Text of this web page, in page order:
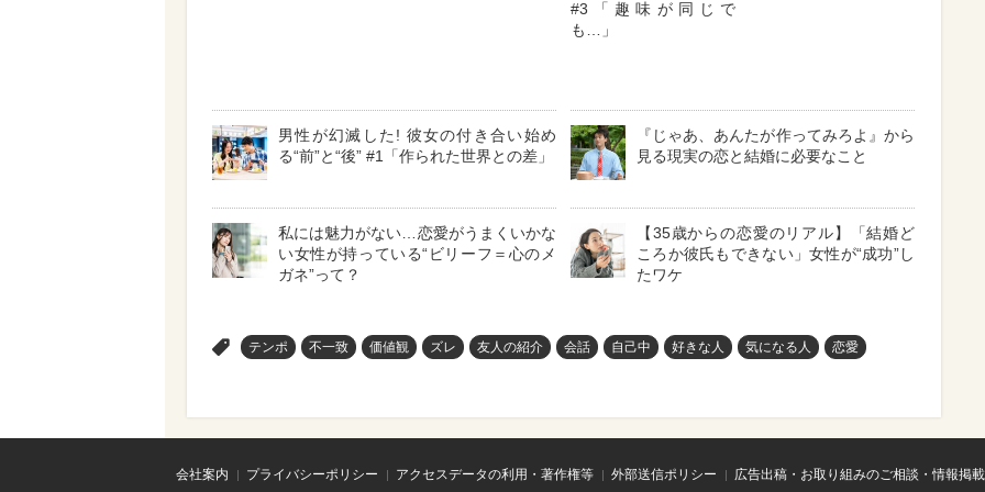
#3「趣味が同じで
も…」
男性が幻滅した! 彼女の付き合い始め
る“前”と“後” #1「作られた世界との差」
『じゃあ、あんたが作ってみろよ』から
見る現実の恋と結婚に必要なこと
私には魅力がない…恋愛がうまくいかな
い女性が持っている“ビリーフ＝心のメ
ガネ”って？
【35歳からの恋愛のリアル】「結婚ど
ころか彼氏もできない」女性が“成功”し
たワケ
テンポ 不一致 価値観 ズレ 友人の紹介 会話 自己中 好きな人 気になる人 恋愛
会社案内 プライバシーポリシー アクセスデータの利用・著作権等 外部送信ポリシー 広告出稿・お取り組みのご相談・情報掲